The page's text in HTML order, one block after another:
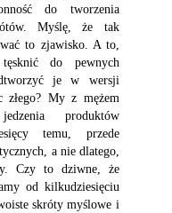
do tworzenia
Myślę, że tak
to zjawisko. A to,
do pewnych
je w wersji
złego? My z mężem
produktów
temu, przede
a nie dlatego,
Czy to dziwne, że
od kilkudziesięciu
skróty myślowe i